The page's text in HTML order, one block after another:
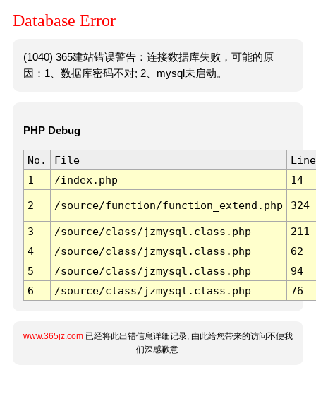
Database Error
(1040) 365建站错误警告：连接数据库失败，可能的原
因：1、数据库密码不对; 2、mysql未启动。
PHP Debug
No. File
Line
1
/index.php 14
2 /source/function/function_extend.php 324
3 /source/class/jzmysql.class.php
211
4
/source/class/jzmysql.class.php
62
5
/source/class/jzmysql.class.php
94
6
/source/class/jzmysql.class.php 76
www.365jz.com 已经将此出错信息详细记录, 由此给您带来的访问不便我
们深感歉意.